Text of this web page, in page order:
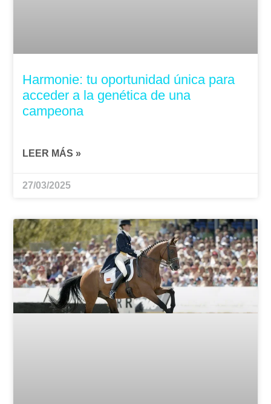
Harmonie: tu oportunidad única para
acceder a la genética de una
campeona
LEER MÁS »
27/03/2025